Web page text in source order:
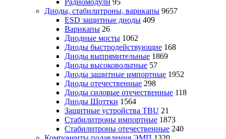
Диоды, стабилитроны, варикапы 9657
ESD защитные диоды 409
Варикапы 26
Диодные мосты 1062
Диоды быстродействующие 168
Диоды выпрямительные 1869
Диоды высоковольтные 57
Диоды защитные импортные 1952
Диоды отечественные 298
Диоды силовые отечественные 118
Диоды Шоттки 1564
Защитные устройства TBU 21
Стабилитроны импортные 1873
Стабилитроны отечественные 240